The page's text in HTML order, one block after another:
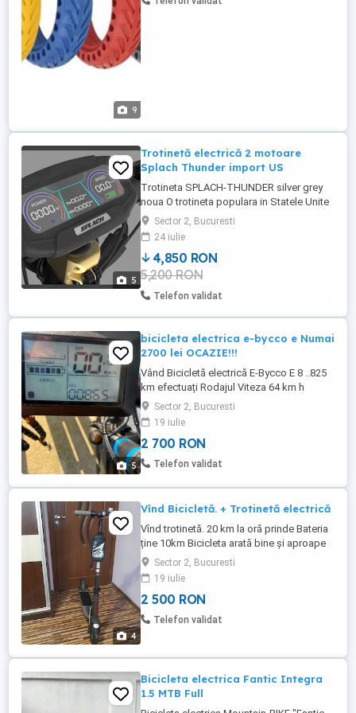
9
5
Trotinetă electrică 2 motoare
Splach Thunder import US
Trotineta SPLACH-THUNDER silver grey
noua O trotineta populara in Statele Unite
a carei calitati si detalii depasesc
trotinetele chinezești similare existente pe
piata europeana. Fabricata in Honk Kong
are reviews foarte bune pentru utilizatorii
de trotinete din State. SPECIFICATII
TEHNICE: - Viteza ...
Sector 2, Bucuresti
24 iulie
4,850 RON
5,200 RON
Telefon validat
5
bicicleta electrica e-bycco e Numai
2700 lei OCAZIE!!!
Vând Bicicletă electrică E-Bycco E 8 ..825
km efectuați Rodajul Viteza 64 km h
testată de mine cu 91 kg.baterie 48 V 17.5
ah Motor f.puternic 750W cu vârf de 1000
Funcționează și estetic de 10.Are în
plus.Antifurt lanț antifurt sonor Când pui
mâna pe ea pornește alarma.Cutie
Sector 2, Bucuresti
19 iulie
2 700 RON
Telefon validat
4
Vînd Bicicletă. + Trotinetă electrică
Vînd trotinetă. 20 km la oră prinde Bateria
ține 10km Bicicleta arată bine și aproape
Noi are 21 Viteze este Ușoară
Sector 2, Bucuresti
19 iulie
2 500 RON
Telefon validat
Bicicleta electrica Fantic Integra
1.5 MTB Full